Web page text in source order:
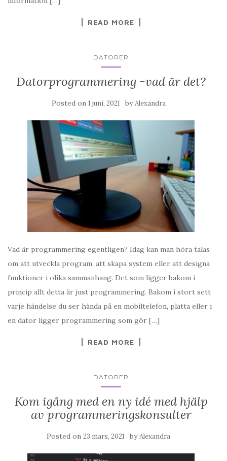
READ MORE
DATORER
Datorprogrammering -vad är det?
Posted on 1 juni, 2021 byAlexandra
Vad är programmering egentligen? Idag kan man höra talas
om att utveckla program, att skapa system eller att designa
funktioner i olika sammanhang. Det som ligger bakom i
princip allt detta är just programmering. Bakom i stort sett
varje händelse du ser hända på en mobiltelefon, platta eller i
en dator ligger programmering som gör […]
READ MORE
DATORER
Kom igång med en ny idé med hjälp
av programmeringskonsulter
Posted on 23 mars, 2021 byAlexandra